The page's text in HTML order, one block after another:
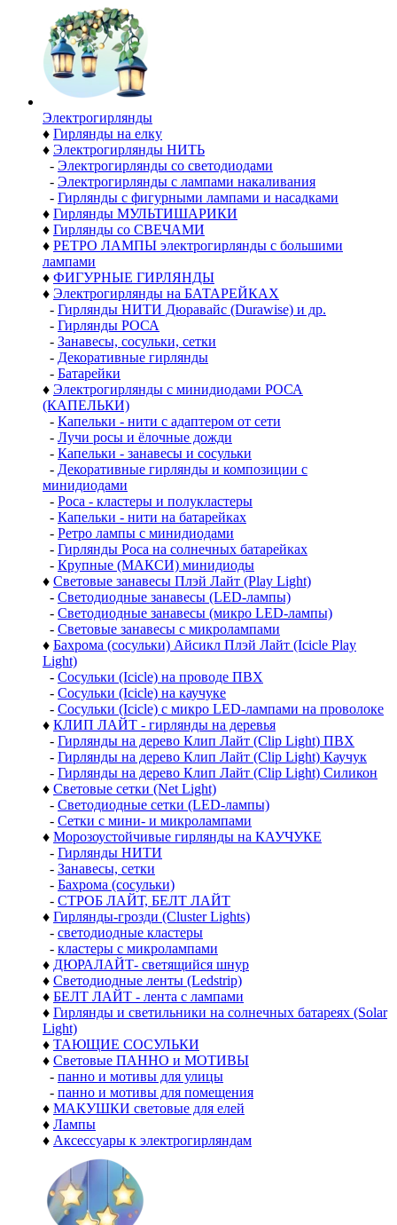
Электро­гирлянды
♦ Гирлянды на елку
♦ Электрогирлянды НИТЬ
- Электрогирлянды со светодиодами
- Электрогирлянды с лампами накаливания
- Гирлянды с фигурными лампами и насадками
♦ Гирлянды МУЛЬТИШАРИКИ
♦ Гирлянды со СВЕЧАМИ
♦ РЕТРО ЛАМПЫ электрогирлянды с большими
лампами
♦ ФИГУРНЫЕ ГИРЛЯНДЫ
♦ Электрогирлянды на БАТАРЕЙКАХ
- Гирлянды НИТИ Дюравайс (Durawise) и др.
- Гирлянды РОСА
- Занавесы, сосульки, сетки
- Декоративные гирлянды
- Батарейки
♦ Электрогирлянды с минидиодами РОСА
(КАПЕЛЬКИ)
- Капельки - нити с адаптером от сети
- Лучи росы и ёлочные дожди
- Капельки - занавесы и сосульки
- Декоративные гирлянды и композиции с
минидиодами
- Роса - кластеры и полукластеры
- Капельки - нити на батарейках
- Ретро лампы с минидиодами
- Гирлянды Роса на солнечных батарейках
- Крупные (МАКСИ) минидиоды
♦ Световые занавесы Плэй Лайт (Play Light)
- Светодиодные занавесы (LED-лампы)
- Светодиодные занавесы (микро LED-лампы)
- Световые занавесы с микролампами
♦ Бахрома (сосульки) Айсикл Плэй Лайт (Icicle Play
Light)
- Сосульки (Icicle) на проводе ПВХ
- Сосульки (Icicle) на каучуке
- Сосульки (Icicle) с микро LED-лампами на проволоке
♦ КЛИП ЛАЙТ - гирлянды на деревья
- Гирлянды на дерево Клип Лайт (Clip Light) ПВХ
- Гирлянды на дерево Клип Лайт (Clip Light) Каучук
- Гирлянды на дерево Клип Лайт (Clip Light) Силикон
♦ Световые сетки (Net Light)
- Светодиодные сетки (LED-лампы)
- Сетки с мини- и микролампами
♦ Морозоустойчивые гирлянды на КАУЧУКЕ
- Гирлянды НИТИ
- Занавесы, сетки
- Бахрома (сосульки)
- СТРОБ ЛАЙТ, БЕЛТ ЛАЙТ
♦ Гирлянды-грозди (Cluster Lights)
- светодиодные кластеры
- кластеры с микролампами
♦ ДЮРАЛАЙТ- светящийся шнур
♦ Светодиодные ленты (Ledstrip)
♦ БЕЛТ ЛАЙТ - лента с лампами
♦ Гирлянды и светильники на солнечных батареях (Solar
Light)
♦ ТАЮЩИЕ СОСУЛЬКИ
♦ Световые ПАННО и МОТИВЫ
- панно и мотивы для улицы
- панно и мотивы для помещения
♦ МАКУШКИ световые для елей
♦ Лампы
♦ Аксессуары к электрогирляндам